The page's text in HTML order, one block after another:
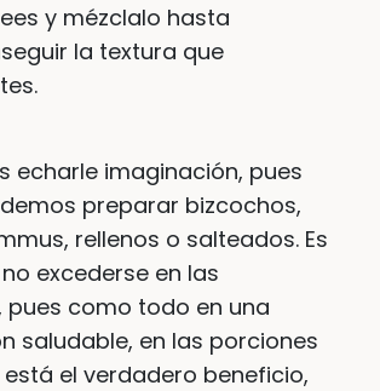
y mézclalo hasta
la textura que
echarle imaginación, pues
preparar bizcochos,
rellenos o salteados. Es
excederse en las
pues como todo en una
saludable, en las porciones
el verdadero beneficio,